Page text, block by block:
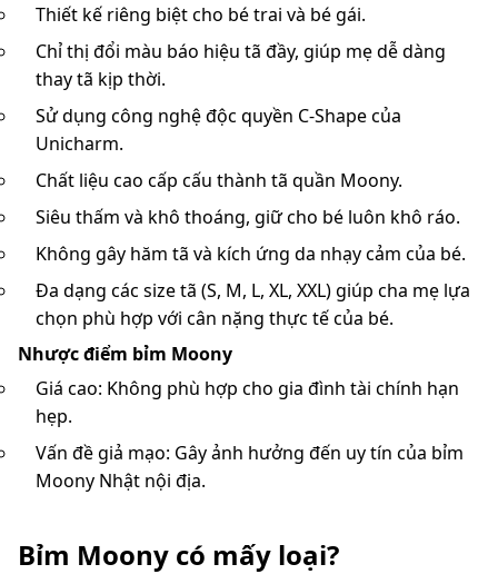
Thiết kế riêng biệt cho bé trai và bé gái.
Chỉ thị đổi màu báo hiệu tã đầy, giúp mẹ dễ dàng
thay tã kịp thời.
Sử dụng công nghệ độc quyền C-Shape của
Unicharm.
Chất liệu cao cấp cấu thành tã quần Moony.
Siêu thấm và khô thoáng, giữ cho bé luôn khô ráo.
Không gây hăm tã và kích ứng da nhạy cảm của bé.
Đa dạng các size tã (S, M, L, XL, XXL) giúp cha mẹ lựa
chọn phù hợp với cân nặng thực tế của bé.
Nhược điểm bỉm Moony
Giá cao: Không phù hợp cho gia đình tài chính hạn
hẹp.
Vấn đề giả mạo: Gây ảnh hưởng đến uy tín của bỉm
Moony Nhật nội địa.
Bỉm Moony có mấy loại?